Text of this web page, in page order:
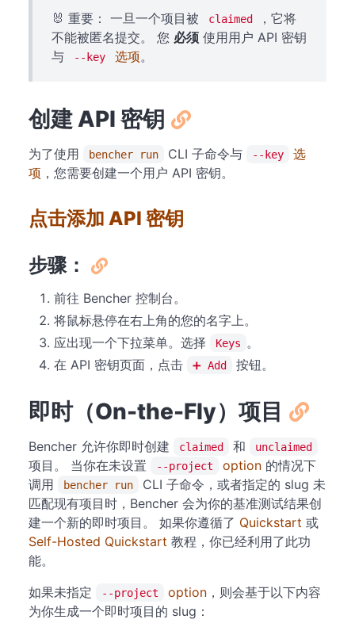
🐰 重要： 一旦一个项目被 claimed
，它将
不能被匿名提交。 您 必须 使用用户 API 密钥
与
--key 选项。
创建 API 密钥
为了使用 bencher run CLI 子命令与 --key
选
项 ，您需要创建一个用户 API 密钥。
点击添加 API 密钥
步骤：
前往 Bencher 控制台。
将鼠标悬停在右上角的您的名字上。
应出现一个下拉菜单。选择
Keys
。
在 API 密钥页面，点击
➕ Add 按钮。
即时（On-the-Fly）项目
Bencher 允许你即时创建 claimed 和 unclaimed
项目。 当你在未设置 --project option 的情况下
调用
bencher run
CLI 子命令，或者指定的 slug 未
匹配现有项目时，Bencher 会为你的基准测试结果创
建一个新的即时项目。 如果你遵循了 Quickstart 或
Self-Hosted Quickstart 教程，你已经利用了此功
能。
如果未指定
--project option ，则会基于以下内容
为你生成一个即时项目的 slug：